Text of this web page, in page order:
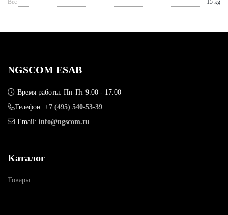
NGSCOM ESAB
Время работы: Пн-Пт 9.00 - 17.00
Телефон: +7 (495) 540-53-39
Email: info@ngscom.ru
Каталог
Товары